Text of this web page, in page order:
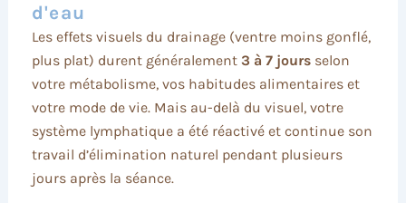
d'eau
Les effets visuels du drainage (ventre moins gonflé,
plus plat) durent généralement 3 à 7 joursselon
votre métabolisme, vos habitudes alimentaires et
votre mode de vie. Mais au-delà du visuel, votre
système lymphatique a été réactivé et continue son
travail d’élimination naturel pendant plusieurs
jours après la séance.